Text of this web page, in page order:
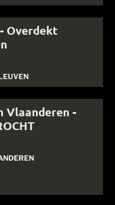
Overdekt
Vlaanderen -